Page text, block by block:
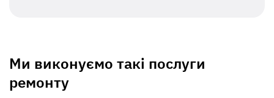
Ми виконуємо такі послуги
ремонту